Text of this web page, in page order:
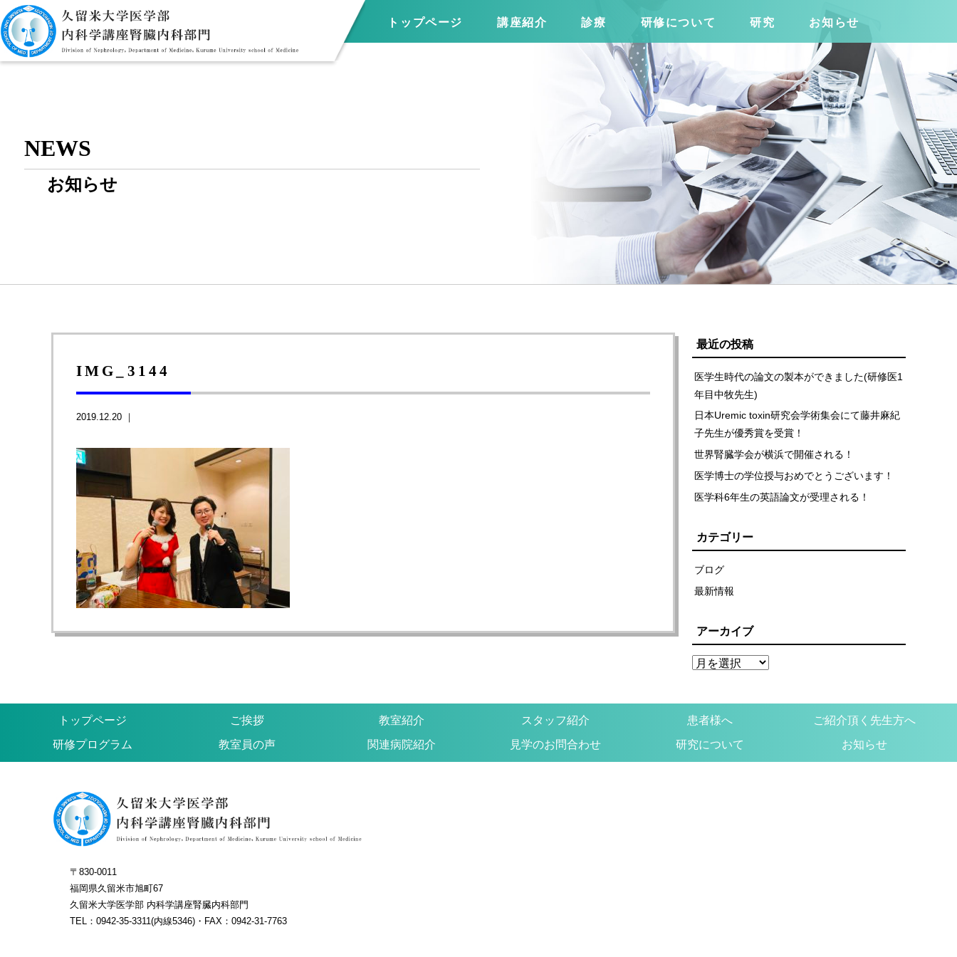
トップページ 講座紹介 診療 研修について 研究 お知らせ
NEWS
お知らせ
IMG_3144
2019.12.20 ｜
最近の投稿
医学生時代の論文の製本ができました(研修医1
年目中牧先生)
日本Uremic toxin研究会学術集会にて藤井麻紀
子先生が優秀賞を受賞！
世界腎臓学会が横浜で開催される！
医学博士の学位授与おめでとうございます！
医学科6年生の英語論文が受理される！
カテゴリー
ブログ
最新情報
アーカイブ
トップページ ご挨拶 教室紹介 スタッフ紹介 患者様へ ご紹介頂く先生方へ
研修プログラム 教室員の声 関連病院紹介 見学のお問合わせ 研究について お知らせ
〒830-0011
福岡県久留米市旭町67
久留米大学医学部 内科学講座腎臓内科部門
TEL：0942-35-3311(内線5346)・FAX：0942-31-7763